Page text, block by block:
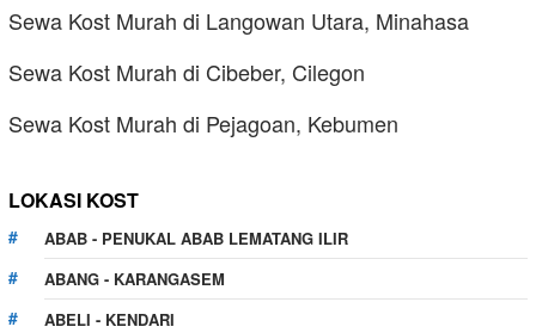
Sewa Kost Murah di Langowan Utara, Minahasa
Sewa Kost Murah di Cibeber, Cilegon
Sewa Kost Murah di Pejagoan, Kebumen
LOKASI KOST
ABAB - PENUKAL ABAB LEMATANG ILIR
ABANG - KARANGASEM
ABELI - KENDARI